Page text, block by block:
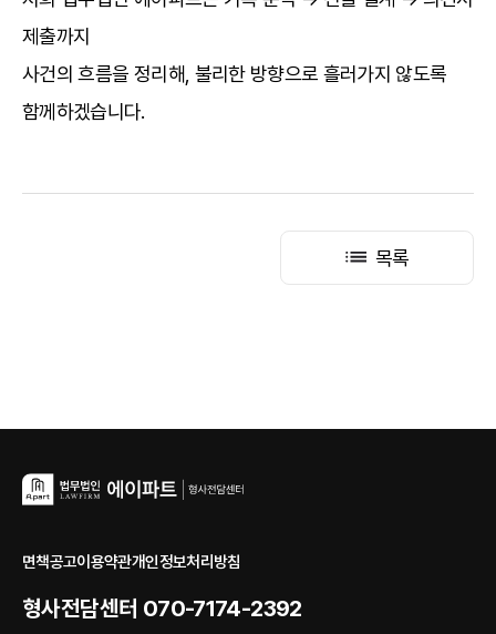
제출까지
사건의 흐름을 정리해, 불리한 방향으로 흘러가지 않도록
함께하겠습니다.
목록
면책공고이용약관개인정보처리방침
형사전담센터 070-7174-2392